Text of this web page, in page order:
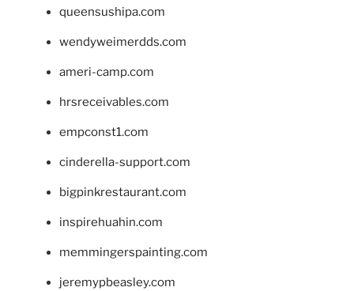
queensushipa.com
wendyweimerdds.com
ameri-camp.com
hrsreceivables.com
empconst1.com
cinderella-support.com
bigpinkrestaurant.com
inspirehuahin.com
memmingerspainting.com
jeremypbeasley.com